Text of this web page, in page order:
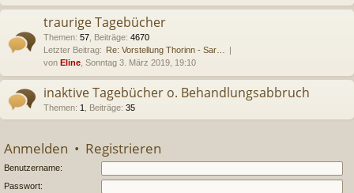
traurige Tagebücher
Themen: 57 Beiträge: 4670
Letzter Beitrag: Re: Vorstellung Thorinn - Sar…
von Eline , Sonntag 3. März 2019, 19:10
inaktive Tagebücher o. Behandlungsabbruch
Themen: 1 Beiträge: 35
Anmelden • Registrieren
Benutzername:
Passwort: